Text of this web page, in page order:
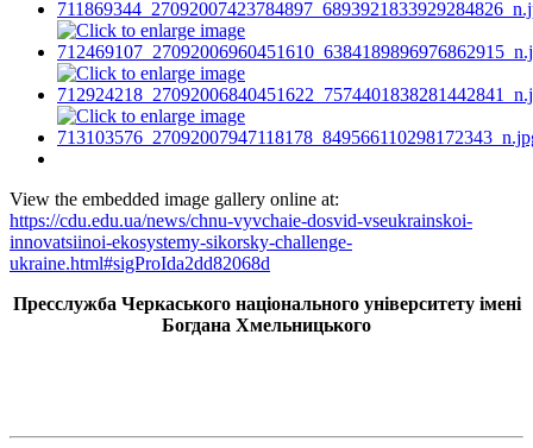
View the embedded image gallery online at:
https://cdu.edu.ua/news/chnu-vyvchaie-dosvid-vseukrainskoi-
innovatsiinoi-ekosystemy-sikorsky-challenge-
ukraine.html#sigProIda2dd82068d
Пресслужба Черкаського національного університету імені
Богдана Хмельницького